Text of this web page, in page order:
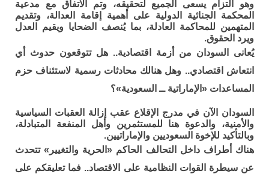
وهو التزام يسعى الجميع لتحقيقه، وتم الاتفاق مع مدعية
المحكمة الجنائية الدولية على أهمية إقامة العدالة، وتقديم
المتهمين للمحاكمة العادلة، بما يُنصف الضحايا ويقيم العدل
ويرد الحقوق.
يُعانى السودان من أزمة اقتصادية.. هل تتوقعون حدوث أي
انتعاش اقتصادي.. وهل هنالك محادثات رسمية لاستئناف حزم
المساعدات «الإماراتية ــ السعودية»؟
السودان الآن في مدرج الإقلاع عقب إزالة العقبات السياسية
والأمنية، والدعوة هنا للمستثمرين وأهل المنفعة المتبادلة،
وبالتأكيد للإخوة السعوديين والإماراتيين.
هناك أطراف داخل التحالف الحاكم «الحرية والتغيير» تتحدث
عن سيطرة القوات النظامية على الاقتصاد.. فما تعليقكم على